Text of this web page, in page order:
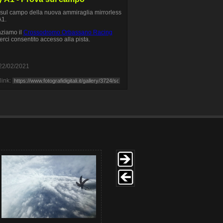
campo della nuova ammiraglia mirrorless
il Crossodromo Orbassano Racing
consentito accesso alla pista.
02/2021